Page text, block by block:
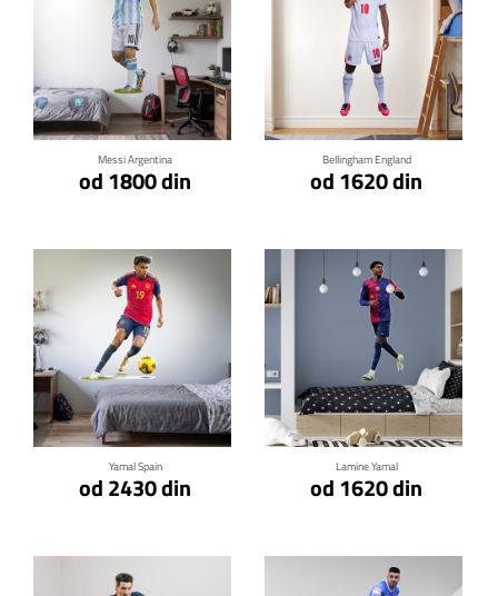
Messi Argentina
od 1800 din
Klikni za detalje
Bellingham England
od 1620 din
Klikni za detalje
Yamal Spain
od 2430 din
Klikni za detalje
Lamine Yamal
od 1620 din
Klikni za detalje